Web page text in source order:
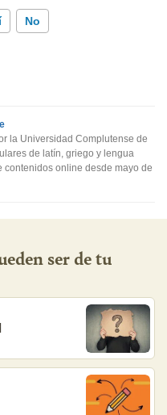
No
incorrecta
la Universidad Complutense de
de latín, griego y lengua
online desde mayo de
ser de tu